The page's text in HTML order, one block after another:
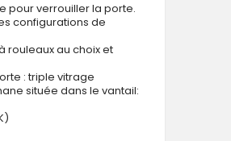
pour verrouiller la porte.
configurations de
rouleaux au choix et
: triple vitrage
située dans le vantail: